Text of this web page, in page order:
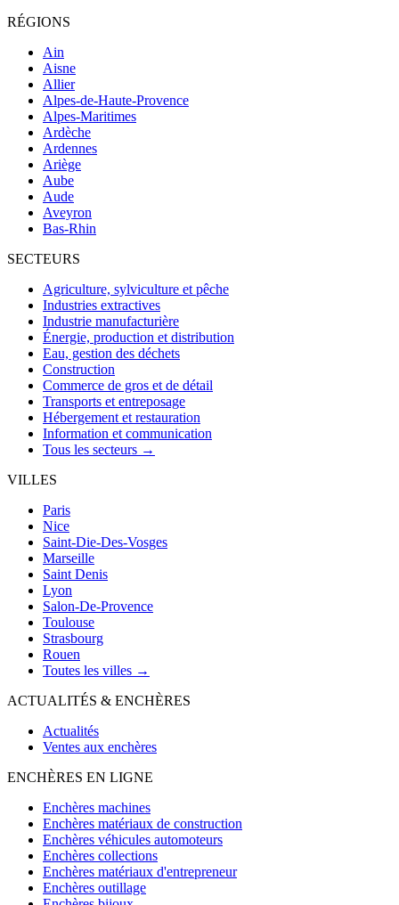
RÉGIONS
Ain
Aisne
Allier
Alpes-de-Haute-Provence
Alpes-Maritimes
Ardèche
Ardennes
Ariège
Aube
Aude
Aveyron
Bas-Rhin
SECTEURS
Agriculture, sylviculture et pêche
Industries extractives
Industrie manufacturière
Énergie, production et distribution
Eau, gestion des déchets
Construction
Commerce de gros et de détail
Transports et entreposage
Hébergement et restauration
Information et communication
Tous les secteurs →
VILLES
Paris
Nice
Saint-Die-Des-Vosges
Marseille
Saint Denis
Lyon
Salon-De-Provence
Toulouse
Strasbourg
Rouen
Toutes les villes →
ACTUALITÉS & ENCHÈRES
Actualités
Ventes aux enchères
ENCHÈRES EN LIGNE
Enchères machines
Enchères matériaux de construction
Enchères véhicules automoteurs
Enchères collections
Enchères matériaux d'entrepreneur
Enchères outillage